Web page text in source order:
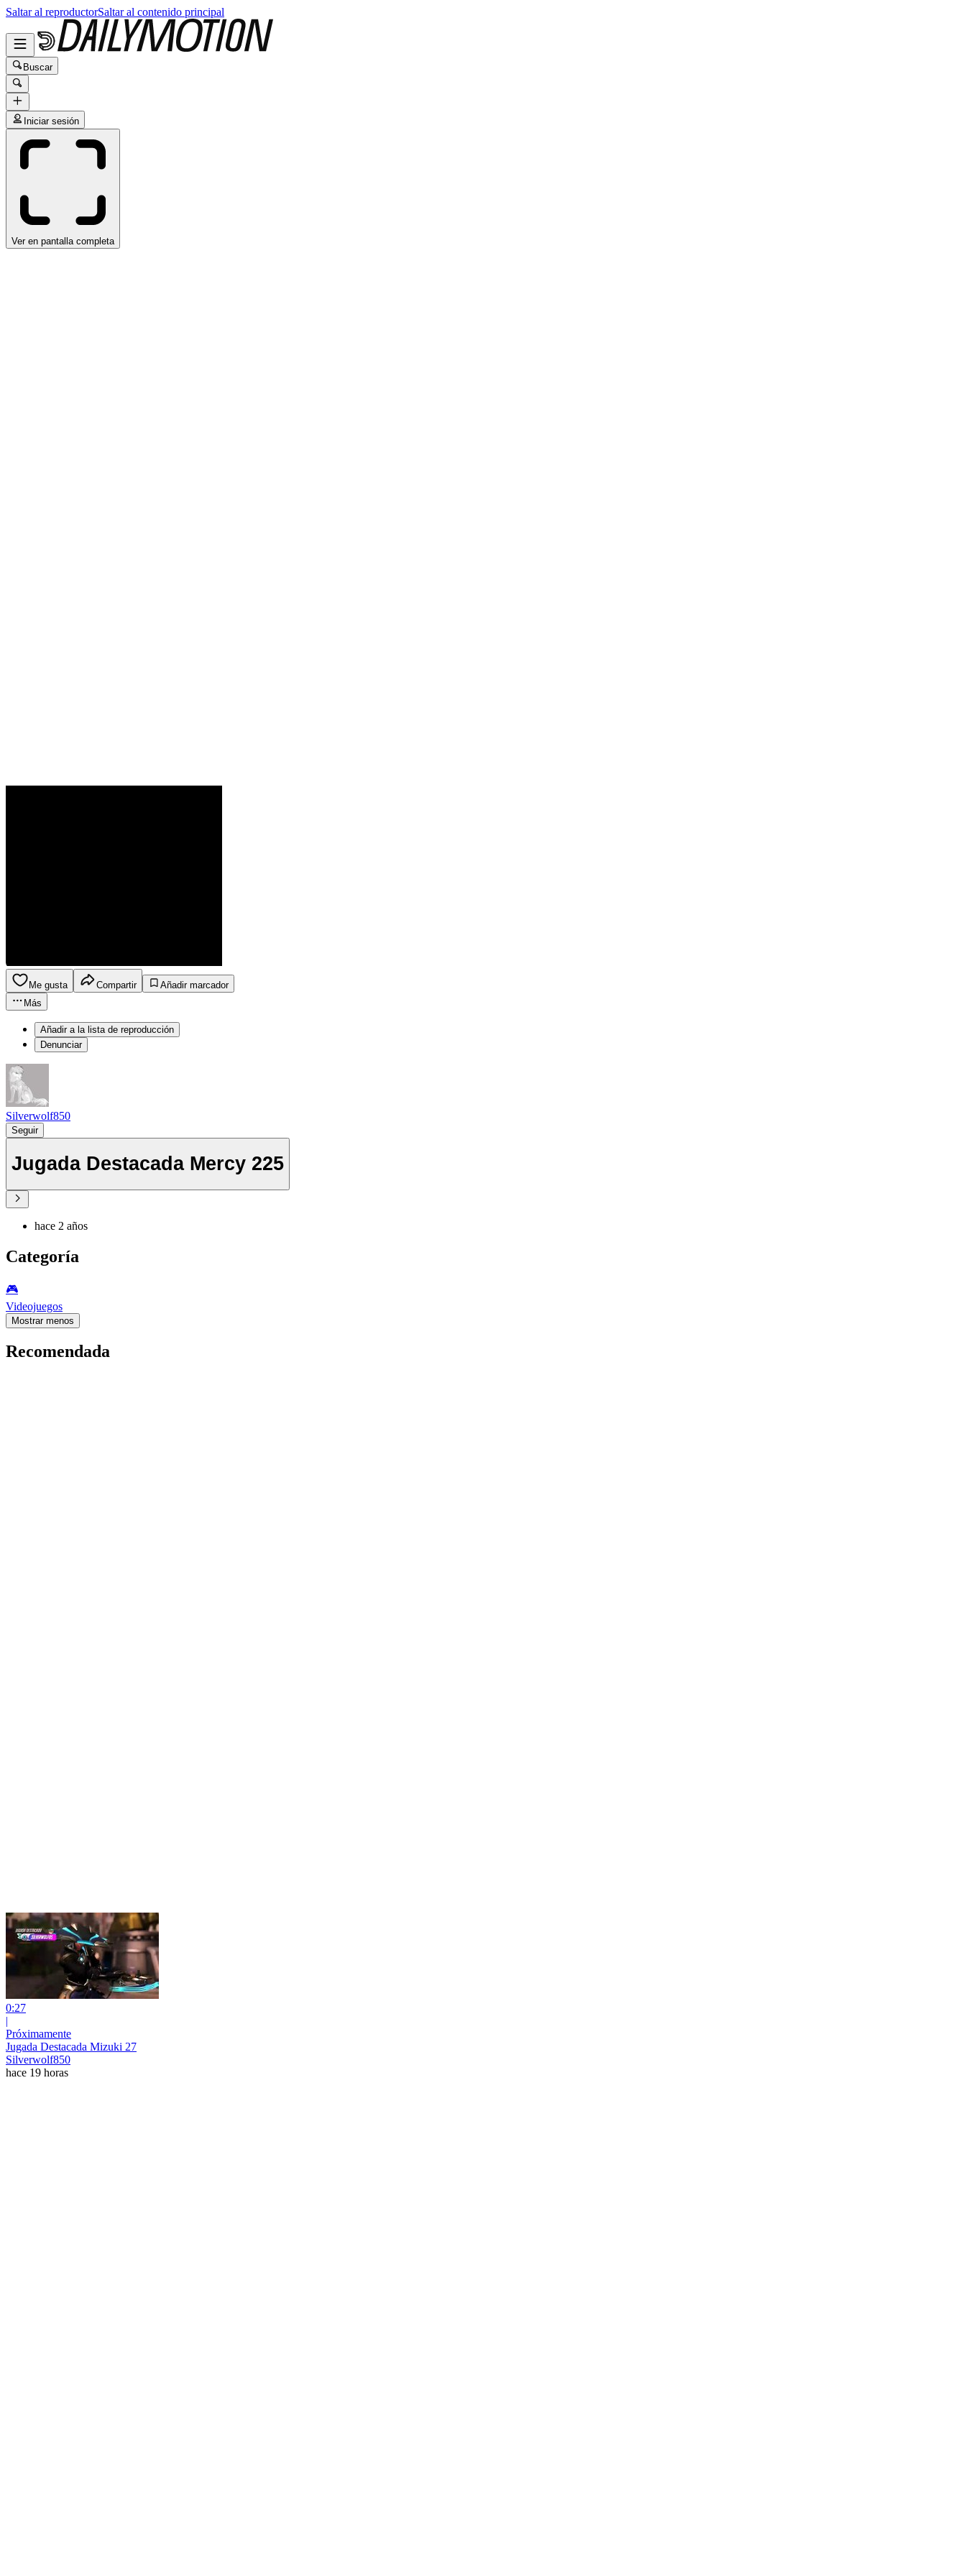
Saltar al reproductorSaltar al contenido principal
Buscar
Iniciar sesión
Ver en pantalla completa
Me gusta Compartir
Añadir marcador
Más
Añadir a la lista de reproducción
Denunciar
Silverwolf850
Seguir
Jugada Destacada Mercy 225
hace 2 años
Categoría
🎮️
Videojuegos
Mostrar menos
Recomendada
0:27
|
Próximamente
Jugada Destacada Mizuki 27
Silverwolf850
hace 19 horas